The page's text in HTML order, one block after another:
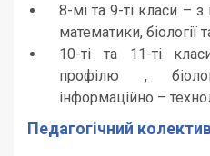
8-мі та 9-ті класи –
математики, біології
10-ті та 11-ті
профілю ,
інформаційно –
Педагогічний